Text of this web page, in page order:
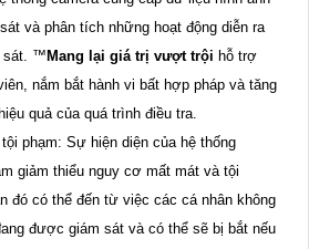
và phân tích những hoạt động diễn ra
sát. ™️ Mang lại giá trị vượt trội hỗ trợ
nắm bắt hành vi bất hợp pháp và tăng
quả của quá trình điều tra.
phạm: Sự hiện diện của hệ thống
giảm thiểu nguy cơ mất mát và tội
đó có thể đến từ việc các cá nhân không
được giám sát và có thể sẽ bị bắt nếu